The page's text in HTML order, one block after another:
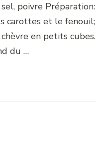
poivre Préparation:
carottes et le fenouil;
en petits cubes.
du …